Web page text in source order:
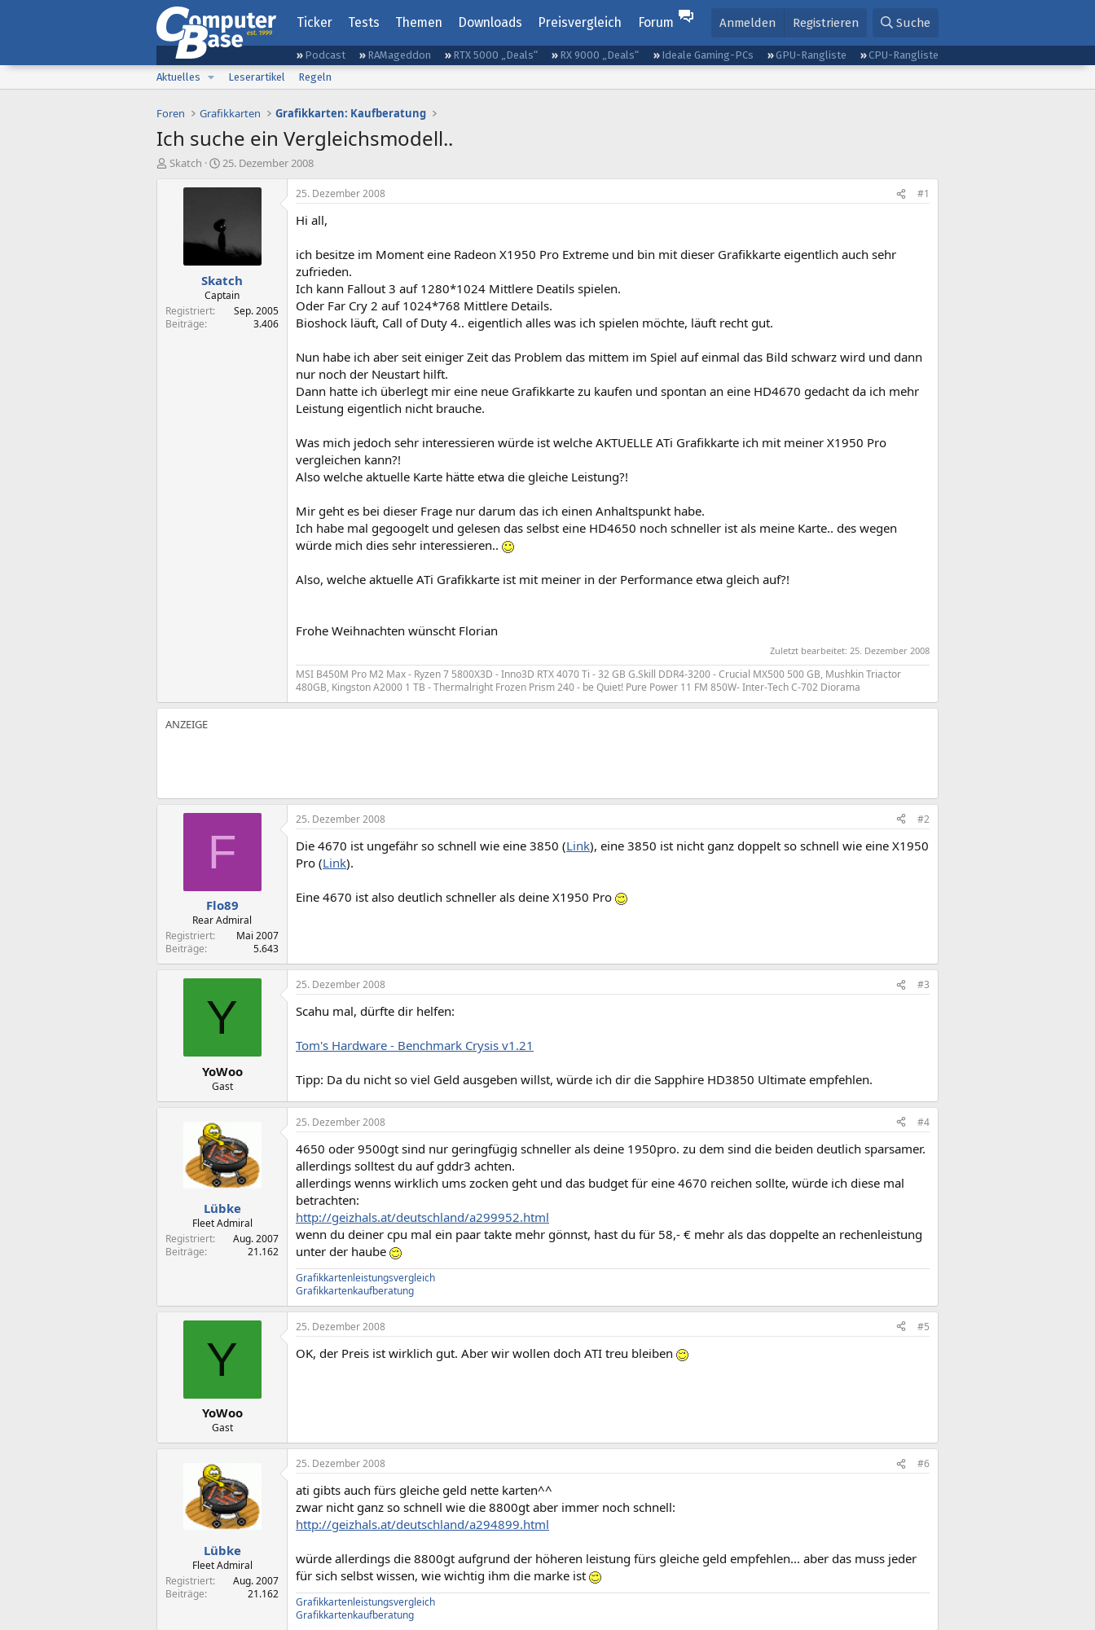
Ticker Tests Themen Downloads Preisvergleich Forum Anmelden Registrieren Suche
Podcast RAMageddon RTX 5000 „Deals“ RX 9000 „Deals“ Ideale Gaming-PCs GPU-Rangliste
CPU-Rangliste
Aktuelles
Leserartikel Regeln
Foren Grafikkarten Grafikkarten: Kaufberatung
Ich suche ein Vergleichsmodell..
E
Skatch
E
s
e
l
t
a
m
25. Dezember 2008
Skatch
Captain
Registriert
Sep. 2005
Beiträge
3.406
25. Dezember 2008 #1
Hi all,
ich besitze im Moment eine Radeon X1950 Pro Extreme und bin mit dieser Grafikkarte eigentlich auch sehr
zufrieden.
Ich kann Fallout 3 auf 1280*1024 Mittlere Deatils spielen.
Oder Far Cry 2 auf 1024*768 Mittlere Details.
Bioshock läuft, Call of Duty 4.. eigentlich alles was ich spielen möchte, läuft recht gut.
Nun habe ich aber seit einiger Zeit das Problem das mittem im Spiel auf einmal das Bild schwarz wird und dann
nur noch der Neustart hilft.
Dann hatte ich überlegt mir eine neue Grafikkarte zu kaufen und spontan an eine HD4670 gedacht da ich mehr
Leistung eigentlich nicht brauche.
Was mich jedoch sehr interessieren würde ist welche AKTUELLE ATi Grafikkarte ich mit meiner X1950 Pro
vergleichen kann?!
Also welche aktuelle Karte hätte etwa die gleiche Leistung?!
Mir geht es bei dieser Frage nur darum das ich einen Anhaltspunkt habe.
Ich habe mal gegoogelt und gelesen das selbst eine HD4650 noch schneller ist als meine Karte.. des wegen
würde mich dies sehr interessieren..
Also, welche aktuelle ATi Grafikkarte ist mit meiner in der Performance etwa gleich auf?!
Frohe Weihnachten wünscht Florian
Zuletzt bearbeitet: 25. Dezember 2008
MSI B450M Pro M2 Max - Ryzen 7 5800X3D - Inno3D RTX 4070 Ti - 32 GB G.Skill DDR4-3200 - Crucial MX500 500 GB, Mushkin Triactor
480GB, Kingston A2000 1 TB - Thermalright Frozen Prism 240 - be Quiet! Pure Power 11 FM 850W- Inter-Tech C-702 Diorama
F
Flo89
Rear Admiral
Registriert
Mai 2007
Beiträge
5.643
25. Dezember 2008 #2
Die 4670 ist ungefähr so schnell wie eine 3850 (Link), eine 3850 ist nicht ganz doppelt so schnell wie eine X1950
Pro (Link).
Eine 4670 ist also deutlich schneller als deine X1950 Pro
Y
YoWoo
Gast
25. Dezember 2008 #3
Scahu mal, dürfte dir helfen:
Tom's Hardware - Benchmark Crysis v1.21
Tipp: Da du nicht so viel Geld ausgeben willst, würde ich dir die Sapphire HD3850 Ultimate empfehlen.
Lübke
Fleet Admiral
Registriert
Aug. 2007
Beiträge
21.162
25. Dezember 2008 #4
4650 oder 9500gt sind nur geringfügig schneller als deine 1950pro. zu dem sind die beiden deutlich sparsamer.
allerdings solltest du auf gddr3 achten.
allerdings wenns wirklich ums zocken geht und das budget für eine 4670 reichen sollte, würde ich diese mal
betrachten:
http://geizhals.at/deutschland/a299952.html
wenn du deiner cpu mal ein paar takte mehr gönnst, hast du für 58,- € mehr als das doppelte an rechenleistung
unter der haube
Grafikkartenleistungsvergleich
Grafikkartenkaufberatung
Y
YoWoo
Gast
25. Dezember 2008 #5
OK, der Preis ist wirklich gut. Aber wir wollen doch ATI treu bleiben
Lübke
Fleet Admiral
Registriert
Aug. 2007
Beiträge
21.162
25. Dezember 2008 #6
ati gibts auch fürs gleiche geld nette karten^^
zwar nicht ganz so schnell wie die 8800gt aber immer noch schnell:
http://geizhals.at/deutschland/a294899.html
würde allerdings die 8800gt aufgrund der höheren leistung fürs gleiche geld empfehlen... aber das muss jeder
für sich selbst wissen, wie wichtig ihm die marke ist
Grafikkartenleistungsvergleich
Grafikkartenkaufberatung